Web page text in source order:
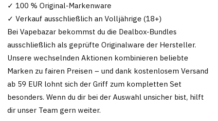
✓ 100 % Original-Markenware
✓ Verkauf ausschließlich an Volljährige (18+)
Bei Vapebazar bekommst du die Dealbox-Bundles
ausschließlich als geprüfte Originalware der Hersteller.
Unsere wechselnden Aktionen kombinieren beliebte
Marken zu fairen Preisen – und dank kostenlosem Versand
ab 59 EUR lohnt sich der Griff zum kompletten Set
besonders. Wenn du dir bei der Auswahl unsicher bist, hilft
dir unser Team gern weiter.